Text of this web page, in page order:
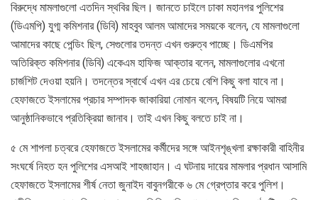
বিরুদ্ধে মামলাগুলো এতদিন স্থবির ছিল। জানতে চাইলে ঢাকা মহানগর পুলিশের
(ডিএমপি) যুগ্ম কমিশনার (ডিবি) মাহবুব আলম আমাদের সময়কে বলেন, যে মামলাগুলো
আমাদের কাছে পেন্ডিং ছিল, সেগুলোর তদন্ত এখন গুরুত্ব পাচ্ছে। ডিএমপির
অতিরিক্ত কমিশনার (ডিবি) একেএম হাফিজ আক্তার বলেন, মামলাগুলোর এখনো
চার্জশিট দেওয়া হয়নি। তদন্তের স্বার্থে এখন এর চেয়ে বেশি কিছু বলা যাবে না।
হেফাজতে ইসলামের প্রচার সম্পাদক জাকারিয়া নোমান বলেন, বিষয়টি নিয়ে আমরা
আনুষ্ঠানিকভাবে প্রতিক্রিয়া জানাব। তাই এখন কিছু বলতে চাই না।
৫ মে শাপলা চত্বরে হেফাজতে ইসলামের কর্মীদের সঙ্গে আইনশৃঙ্খলা রক্ষাকারী বাহিনীর
সংঘর্ষে নিহত হন পুলিশের এসআই শাহজাহান। এ ঘটনায় দায়ের মামলার প্রধান আসামি
হেফাজতে ইসলামের শীর্ষ নেতা জুনাইদ বাবুনগরীকে ৬ মে গ্রেপ্তার করে পুলিশ।